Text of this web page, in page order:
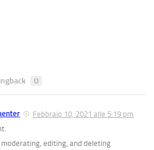
0
Febbraio 10, 2021 alle 5:19 pm
editing, and deleting